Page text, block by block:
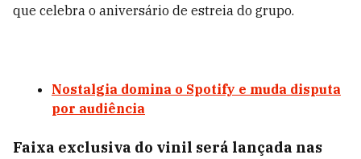
que celebra o aniversário de estreia do grupo.
Nostalgia domina o Spotify e muda disputa
por audiência
Faixa exclusiva do vinil será lançada nas